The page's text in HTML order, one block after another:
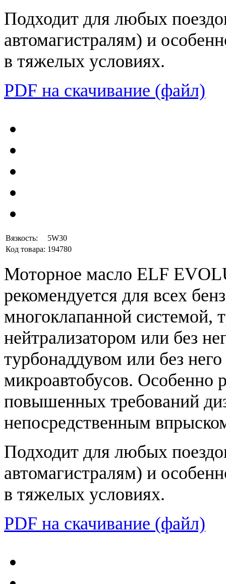
Подходит для любых
автомагистралям) и
в тяжелых условиях.
PDF на скачивание (файл)
Вязкость:
5W30
Код товара: 194780
Моторное масло ELF
рекомендуется для всех
многоклапанной системой,
нейтрализатором или без
турбонаддувом или без
микроавтобусов. Особенно
повышенных требований
непосредственным
Подходит для любых
автомагистралям) и
в тяжелых условиях.
PDF на скачивание (файл)